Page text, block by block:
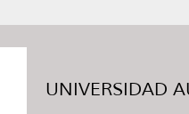
UNIVERSIDAD